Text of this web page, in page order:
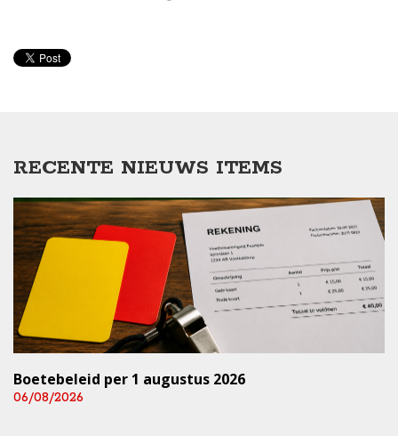
RECENTE NIEUWS ITEMS
Boetebeleid per 1 augustus 2026
06/08/2026